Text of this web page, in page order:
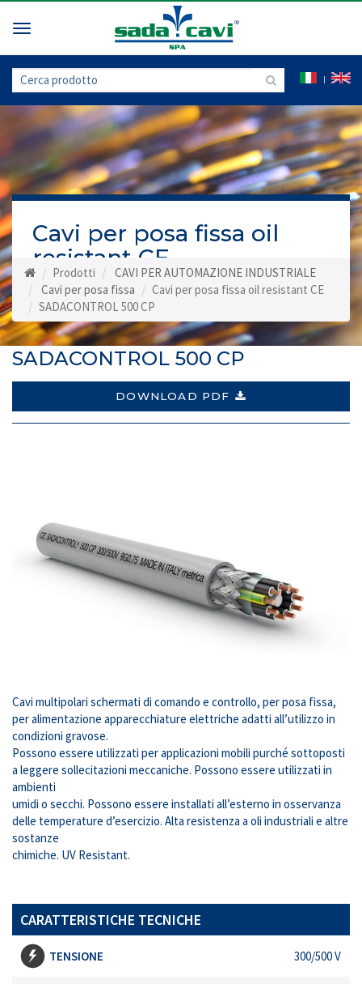
Toggle
Cavi per posa fissa oil
resistant CE
Prodotti
CAVI PER AUTOMAZIONE INDUSTRIALE
Cavi per posa fissa
Cavi per posa fissa oil resistant CE
SADACONTROL 500 CP
SADACONTROL 500 CP
DOWNLOAD PDF
Cavi multipolari schermati di comando e controllo, per posa fissa,
per alimentazione apparecchiature elettriche adatti all’utilizzo in
condizioni gravose.
Possono essere utilizzati per applicazioni mobili purché sottoposti
a leggere sollecitazioni meccaniche. Possono essere utilizzati in
ambienti
umidi o secchi. Possono essere installati all’esterno in osservanza
delle temperature d’esercizio. Alta resistenza a oli industriali e altre
sostanze
chimiche. UV Resistant.
CARATTERISTICHE TECNICHE
TENSIONE 300/500 V